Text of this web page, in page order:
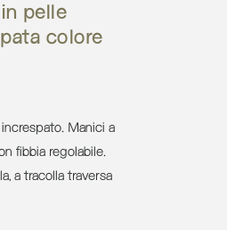
pelle
colore
Manici a
fibbia regolabile.
a tracolla traversa